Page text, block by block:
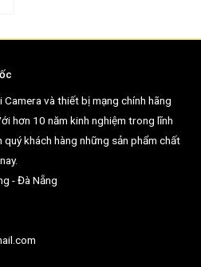
Camera và thiết bị mạng chính hãng
hơn 10 năm kinh nghiệm trong lĩnh
khách hàng những sản phẩm chất
- Đà Nẵng